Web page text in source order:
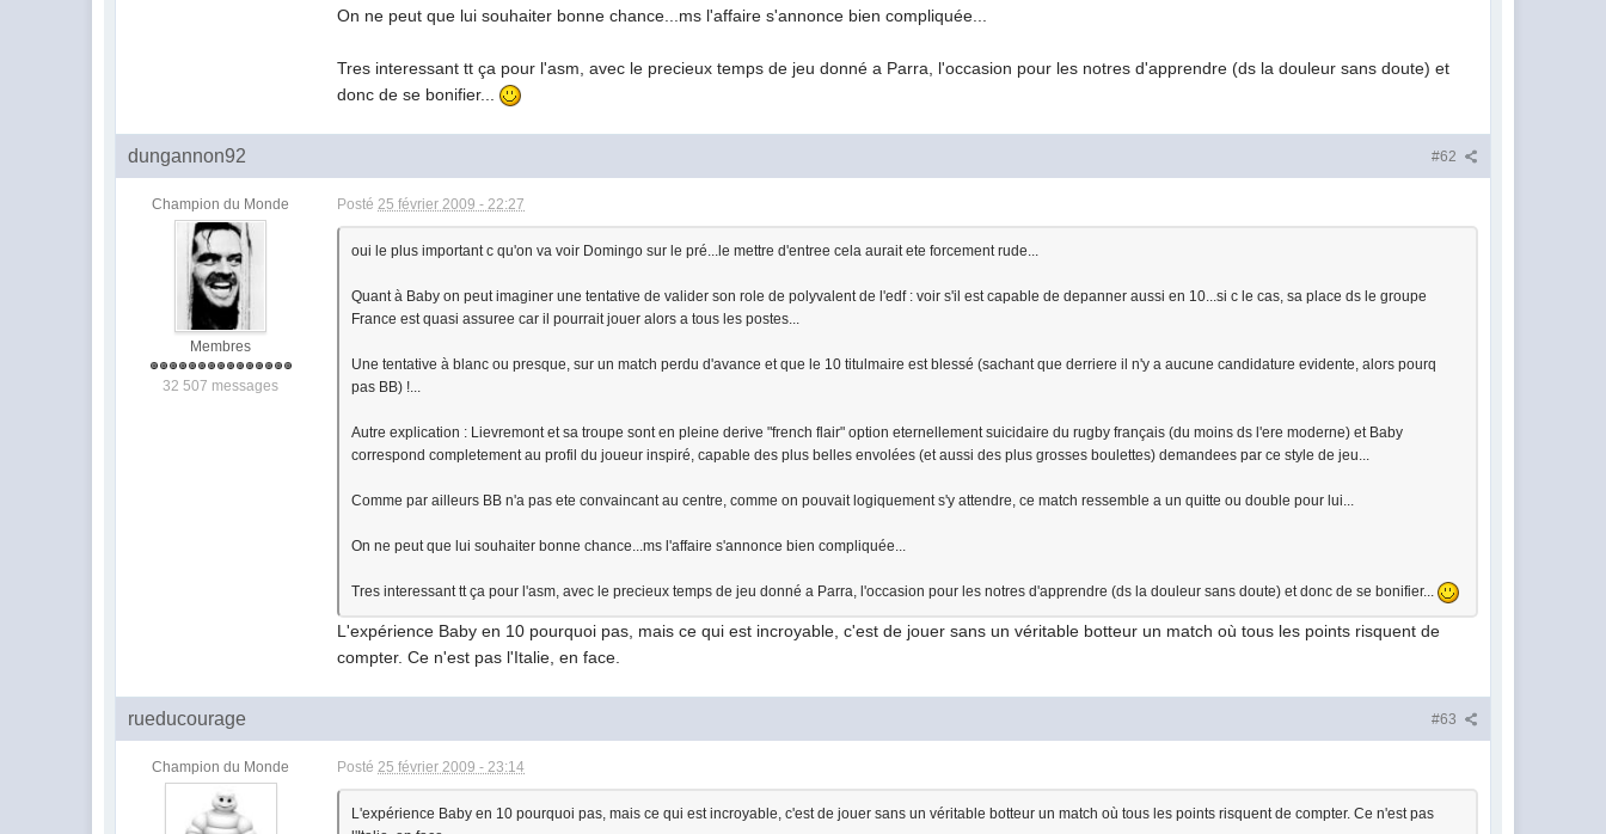
On ne peut que lui souhaiter bonne chance...ms l'affaire s'annonce bien compliquée...
Tres interessant tt ça pour l'asm, avec le precieux temps de jeu donné a Parra, l'occasion pour les notres d'apprendre (ds la douleur sans doute) et
donc de se bonifier...
#62
dungannon92
Champion du Monde
Membres
32 507 messages
Posté25 février 2009 - 22:27
oui le plus important c qu'on va voir Domingo sur le pré...le mettre d'entree cela aurait ete forcement rude...
Quant à Baby on peut imaginer une tentative de valider son role de polyvalent de l'edf : voir s'il est capable de depanner aussi en 10...si c le cas, sa place ds le groupe
France est quasi assuree car il pourrait jouer alors a tous les postes...
Une tentative à blanc ou presque, sur un match perdu d'avance et que le 10 titulmaire est blessé (sachant que derriere il n'y a aucune candidature evidente, alors pourq
pas BB) !...
Autre explication : Lievremont et sa troupe sont en pleine derive "french flair" option eternellement suicidaire du rugby français (du moins ds l'ere moderne) et Baby
correspond completement au profil du joueur inspiré, capable des plus belles envolées (et aussi des plus grosses boulettes) demandees par ce style de jeu...
Comme par ailleurs BB n'a pas ete convaincant au centre, comme on pouvait logiquement s'y attendre, ce match ressemble a un quitte ou double pour lui...
On ne peut que lui souhaiter bonne chance...ms l'affaire s'annonce bien compliquée...
Tres interessant tt ça pour l'asm, avec le precieux temps de jeu donné a Parra, l'occasion pour les notres d'apprendre (ds la douleur sans doute) et donc de se bonifier...
L'expérience Baby en 10 pourquoi pas, mais ce qui est incroyable, c'est de jouer sans un véritable botteur un match où tous les points risquent de
compter. Ce n'est pas l'Italie, en face.
#63
rueducourage
Champion du Monde Posté25 février 2009 - 23:14
L'expérience Baby en 10 pourquoi pas, mais ce qui est incroyable, c'est de jouer sans un véritable botteur un match où tous les points risquent de compter. Ce n'est pas